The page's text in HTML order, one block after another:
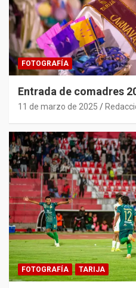
FOTOGRAFÍA
Entrada de comadres
11 de marzo de 2025
FOTOGRAFÍA TARIJA